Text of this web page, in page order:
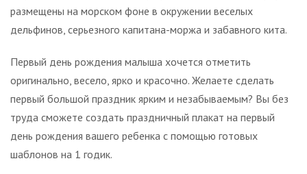
размещены на морском фоне в окружении веселых
дельфинов, серьезного капитана-моржа и забавного кита.
Первый день рождения малыша хочется отметить
оригинально, весело, ярко и красочно. Желаете сделать
первый большой праздник ярким и незабываемым? Вы без
труда сможете создать праздничный плакат на первый
день рождения вашего ребенка с помощью готовых
шаблонов на 1 годик.